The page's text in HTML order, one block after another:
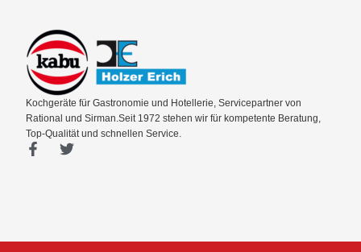
Kochgeräte für Gastronomie und Hotellerie, Servicepartner von
Rational und Sirman.Seit 1972 stehen wir für kompetente Beratung,
Top-Qualität und schnellen Service.
F
T